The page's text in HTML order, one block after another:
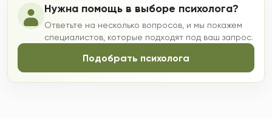
Нужна помощь в выборе психолога?
Ответьте на несколько вопросов, и мы покажем
специалистов, которые подходят под ваш запрос.
Подобрать психолога